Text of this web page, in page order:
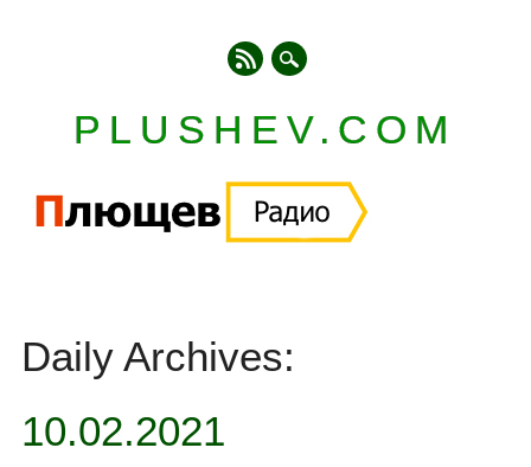
PLUSHEV.COM
content
Daily Archives:
10.02.2021